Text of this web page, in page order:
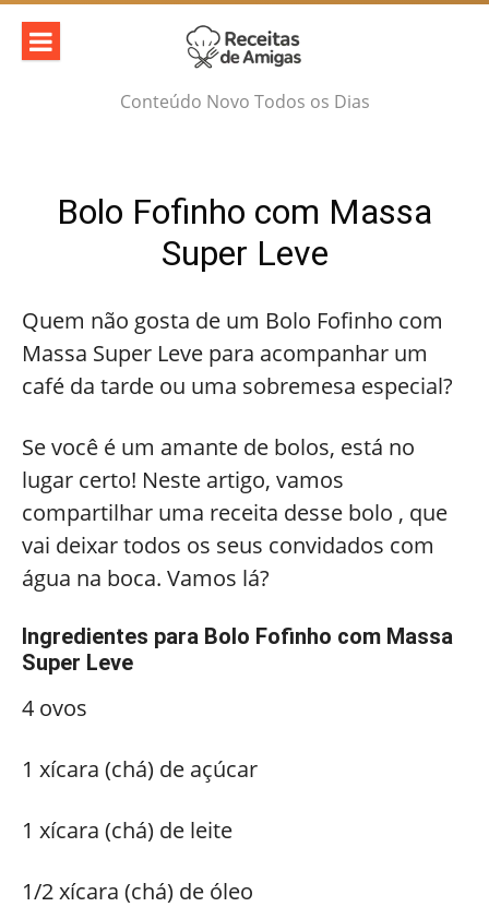
Skip
content
Conteúdo Novo Todos os Dias
Bolo Fofinho com Massa
Super Leve
Quem não gosta de um Bolo Fofinho com
Massa Super Leve para acompanhar um
café da tarde ou uma sobremesa especial?
Se você é um amante de bolos, está no
lugar certo! Neste artigo, vamos
compartilhar uma receita desse bolo , que
vai deixar todos os seus convidados com
água na boca. Vamos lá?
Ingredientes para Bolo Fofinho com Massa
Super Leve
4 ovos
1 xícara (chá) de açúcar
1 xícara (chá) de leite
1/2 xícara (chá) de óleo